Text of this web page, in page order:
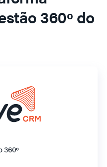
360º do